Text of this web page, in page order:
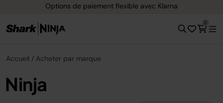
Options de paiement flexible avec Klarna
0
Accueil Acheter par marque
Ninja